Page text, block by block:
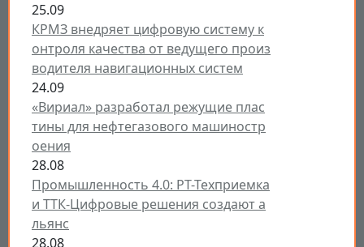
25.09
КРМЗ внедряет цифровую систему к
онтроля качества от ведущего произ
водителя навигационных систем
24.09
«Вириал» разработал режущие плас
тины для нефтегазового машиностр
оения
28.08
Промышленность 4.0: РТ-Техприемка
и ТТК-Цифровые решения создают а
льянс
28.08